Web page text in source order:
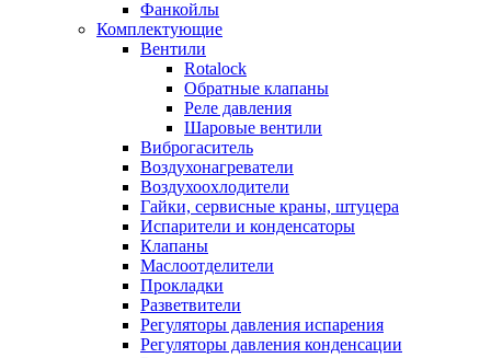
Фанкойлы
Комплектующие
Вентили
Rotalock
Обратные клапаны
Реле давления
Шаровые вентили
Виброгаситель
Воздухонагреватели
Воздухоохлодители
Гайки, сервисные краны, штуцера
Испарители и конденсаторы
Клапаны
Маслоотделители
Прокладки
Разветвители
Регуляторы давления испарения
Регуляторы давления конденсации